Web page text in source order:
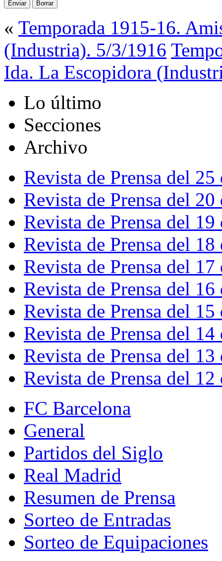
« Temporada 1915-16.
(Industria). 5/3/1916
Ida. La Escopidora
Lo último
Secciones
Archivo
Revista de Prensa del
Revista de Prensa del
Revista de Prensa del
Revista de Prensa del
Revista de Prensa del
Revista de Prensa del
Revista de Prensa del
Revista de Prensa del
Revista de Prensa del
Revista de Prensa del
FC Barcelona
General
Partidos del Siglo
Real Madrid
Resumen de Prensa
Sorteo de Entradas
Sorteo de Equipaciones